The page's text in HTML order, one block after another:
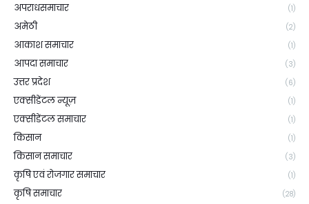
अपराधसमाचार (1)
अमेठी (2)
आकाश समाचार (1)
आपदा समाचार (3)
उत्तर प्रदेश (6)
एक्सीडेंटल न्यूज़ (1)
एक्सीडेंटल समाचार (1)
किसान (1)
किसान समाचार (3)
कृषि एवं रोजगार समाचार (1)
कृषि समाचार (28)